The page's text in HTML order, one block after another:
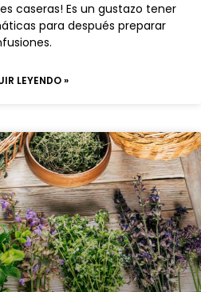
caseras! Es un gustazo tener
para después preparar
LEYENDO »